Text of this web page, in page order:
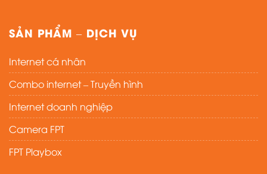
SẢN PHẨM – DỊCH VỤ
Internet cá nhân
Combo internet – Truyền hình
Internet doanh nghiệp
Camera FPT
FPT Playbox